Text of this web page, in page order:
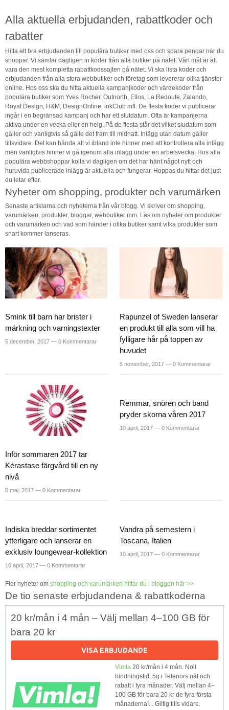
Alla aktuella erbjudanden, rabattkoder och
rabatter
Hitta ett bra erbjudanden till populära butiker med oss och spara pengar när du
shoppar. Vi samlar dagligen in koder från alla butiker på nätet. Vårt mål är att
vara den mest kompletta rabattkodssajten på nätet. Vi ska lista koder och
erbjudanden från alla stora webbutiker och företag som levererar olika tjänster
online. Hos oss ska du hitta aktuella kampanjkoder och värdekoder från
populära butiker som Yves Rocher, Outnorth, Ellos, La Redoute, Zalando,
Royal Design, H&M, DesignOnline, inkClub mfl. De flesta koder vi publicerar
ingår i en begränsad kampanj och har ett slutdatum. Ofta är kampanjerna
aktiva under en vecka eller en helg. På de flesta står det vilket sludatum som
gäller och vanligtvis så gälle det fram till midnatt. Inlägg utan datum gäller
tillsvidare. Det kan hända att vi ibland inte hinner med att kontrollera alla inlägg
men vanligtvis hinner vi gå igenom alla inlägg under en arbetsvecka. Hos alla
populära webbshoppar kolla vi dagligen om det har hänt något nytt och
huruvida publicerade inlägg är aktuella och fungerar. Hoppas du hittar det just
du letar efter.
Nyheter om shopping, produkter och varumärken
Senaste artiklarna och nyheterna från vår blogg. Vi skriver om shopping,
varumärken, produkter, bloggar, webbutiker mm. Läs om nyheter om produkter
och varumärken och vad som händer i olika butiker samt vilka produkter som
snart kommer lanseras.
Smink till barn har brister i
märkning och varningstexter
5 december, 2017 — 0 Kommentarar
Rapunzel of Sweden lanserar
en produkt till alla som vill ha
fylligare hår på toppen av
huvudet
5 november, 2017 —0 Kommentarar
Inför sommaren 2017 tar
Kérastase färgvård till en ny
nivå
5 maj, 2017 — 0 Kommentarar
Remmar, snören och band
pryder skorna våren 2017
10 april, 2017 —0 Kommentarar
Indiska breddar sortimentet
ytterligare och lanserar en
exklusiv loungewear-kollektion
10 april, 2017 — 0 Kommentarar
Vandra på semestern i
Toscana, Italien
10 april, 2017 —0 Kommentarar
Fler nyheter om shopping och varumärken hittar du i bloggen här >>
De tio senaste erbjudandena & rabattkoderna
20 kr/mån i 4 mån – Välj mellan 4–100 GB för
bara 20 kr
VISA ERBJUDANDE
Vimla 20 kr/mån i 4 mån. Noll
bindningstid, 5g i Telenors nät och
rabatt i fyra månader. Välj mellan 4–
100 GB för bara 20 kr de fyra första
månaderna!... Giltig tills vidare.